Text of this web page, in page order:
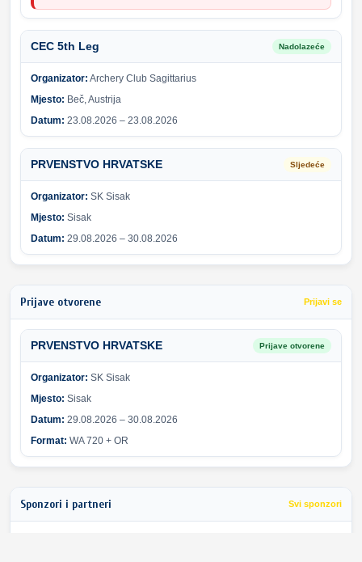
CEC 5th Leg Nadolazeće
Organizator: Archery Club Sagittarius
Mjesto: Beč, Austrija
Datum: 23.08.2026 – 23.08.2026
PRVENSTVO HRVATSKE Sljedeće
Organizator: SK Sisak
Mjesto: Sisak
Datum: 29.08.2026 – 30.08.2026
Prijave otvorene Prijavi se
PRVENSTVO HRVATSKE Prijave otvorene
Organizator: SK Sisak
Mjesto: Sisak
Datum: 29.08.2026 – 30.08.2026
Format: WA 720 + OR
Sponzori i partneri Svi sponzori